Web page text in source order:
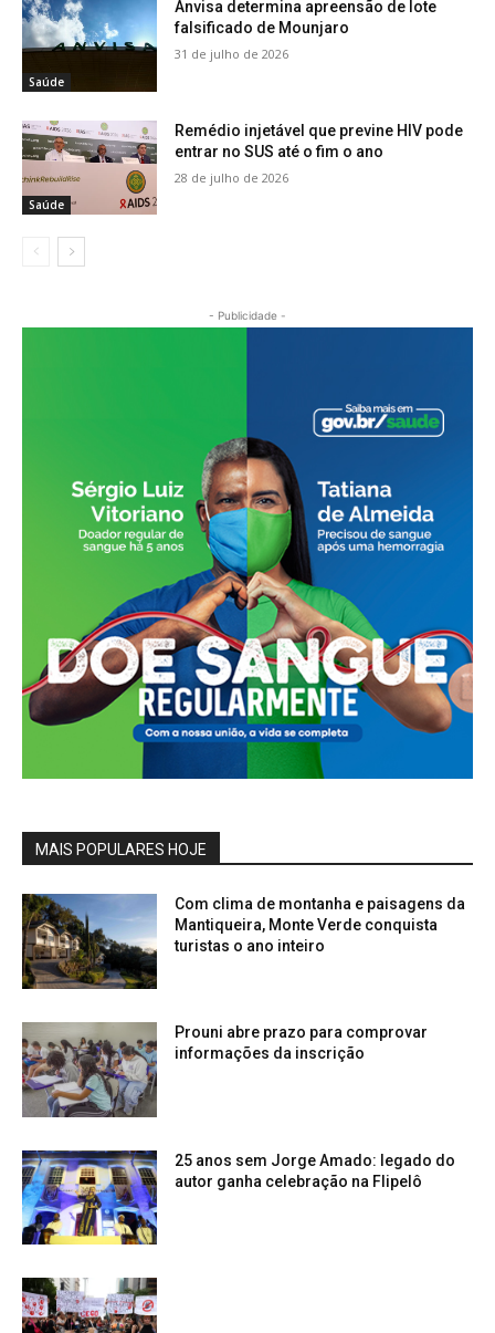
Saúde
Anvisa determina apreensão de lote
falsificado de Mounjaro
31 de julho de 2026
Saúde
Remédio injetável que previne HIV pode
entrar no SUS até o fim o ano
28 de julho de 2026
- Publicidade -
MAIS POPULARES HOJE
Com clima de montanha e paisagens da
Mantiqueira, Monte Verde conquista
turistas o ano inteiro
Prouni abre prazo para comprovar
informações da inscrição
25 anos sem Jorge Amado: legado do
autor ganha celebração na Flipelô